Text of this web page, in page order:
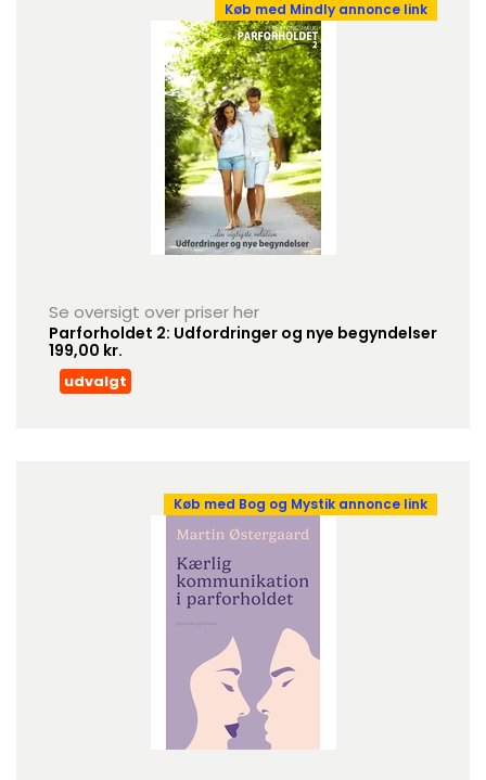
Køb med Mindly annonce link
Se oversigt over priser her
Parforholdet 2: Udfordringer og nye begyndelser
199,00 kr.
udvalgt
Køb med Bog og Mystik annonce link